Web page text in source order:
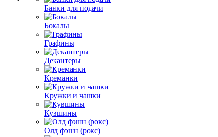
Банки для подачи
Бокалы
Графины
Декантеры
Креманки
Кружки и чашки
Кувшины
Олд фэшн (рокс)